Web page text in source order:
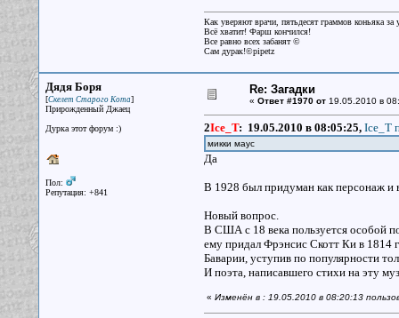
Как уверяют врачи, пятьдесят граммов коньяка
Всё хватит! Фарш кончился!
Все равно всех забанят ©
Сам дурак!©pipetz
Дядя Боря
[Скелет Старого Кота]
Прирожденный Джаец
Дурка этот форум :)
Пол:
Репутация: +841
Re: Загадки
« Ответ #1970 от19.05.2010 в
2Ice_T: 19.05.2010 в 08:05:25, Ice_T
микки маус
Да
В 1928 был придуман как персонаж и
Новый вопрос.
В США с 18 века пользуется особой
ему придал Фрэнсис Скотт Ки в 1814
Баварии, уступив по популярности
И поэта, написавшего стихи на эту
« Изменён в : 19.05.2010 в 08:20:13